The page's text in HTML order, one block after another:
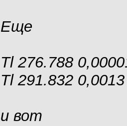
Еще
Tl 276.788
Tl 291.832 0,0013
и вот